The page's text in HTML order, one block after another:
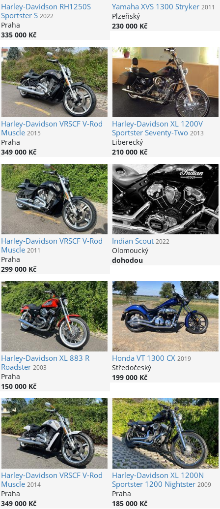
Harley-Davidson RH1250S
Sportster S 2022
Praha
335 000 Kč
YamahaXVS 1300 Stryker 2011
Plzeňský
230 000 Kč
Harley-Davidson VRSCF V-Rod
Muscle 2015
Praha
349 000 Kč
Harley-Davidson XL 1200V
Sportster Seventy-Two 2013
Liberecký
210 000 Kč
Harley-Davidson VRSCF V-Rod
Muscle 2011
Praha
299 000 Kč
Indian Scout 2022
Olomoucký
dohodou
Harley-Davidson XL 883 R
Roadster 2003
Praha
150 000 Kč
HondaVT 1300 CX 2019
Středočeský
199 000 Kč
Harley-Davidson VRSCF V-Rod
Muscle 2014
Praha
349 000 Kč
Harley-Davidson XL 1200N
Sportster 1200 Nightster 2009
Praha
185 000 Kč